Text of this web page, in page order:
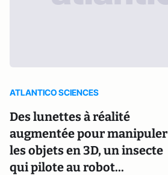
ATLANTICO SCIENCES
Des lunettes à réalité
augmentée pour manipuler
les objets en 3D, un insecte
qui pilote au robot...